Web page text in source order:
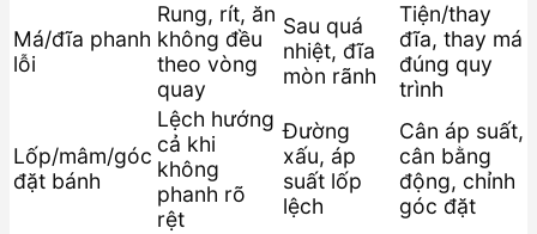
Má/đĩa phanh
lỗi
Rung, rít, ăn
không đều
theo vòng
quay
Sau quá
nhiệt, đĩa
mòn rãnh
Tiện/thay
đĩa, thay má
đúng quy
trình
Lốp/mâm/góc
đặt bánh
Lệch hướng
cả khi
không
phanh rõ
rệt
Đường
xấu, áp
suất lốp
lệch
Cân áp suất,
cân bằng
động, chỉnh
góc đặt